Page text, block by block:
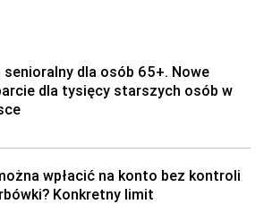
senioralny dla osób 65+. Nowe
dla tysięcy starszych osób w
wpłacić na konto bez kontroli
Konkretny limit